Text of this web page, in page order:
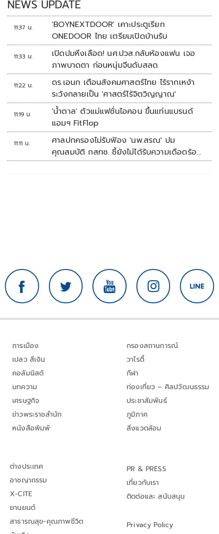
NEWS UPDATE
11:37 น.
'BOYNEXTDOOR' เคาะประตูเรียก
ONEDOOR ไทย เตรียมเปิดบ้านรับ
11:33 น.
เปิดปมหึงเลือด! นศ.ปวส.กลับห้องแฟน เจอ
ภาพบาดตา ก่อนหนุ่มจีนดับสลด
11:22 น.
ดร.เอนก เตือนสังคมศาสตร์ไทย ไร้รากเหง้า
ระวังกลายเป็น 'ศาสตร์ไร้จิตวิญญาณ'
11:19 น.
'น้ำตาล' ตัวแม่แฟชั่นไอคอน ขึ้นแท่นแบรนด์
แอมฯ FitFlop
11:11 น.
ศาลปกครองไม่รับฟ้อง 'นพ.สรณ' ปม
คุณสมบัติ กสทช. ชี้ยังไม่ได้รับความเดือดร้อน
เสียหาย
การเมือง
เปลว สีเงิน
คอลัมนิสต์
บทความ
เศรษฐกิจ
ข่าวพระราชสำนัก
หนังสือพิมพ์
กรองสถานการณ์
วาไรตี้
กีฬา
ท่องเที่ยว – ศิลปวัฒนธรรม
ประชาสัมพันธ์
ภูมิภาค
สิ่งแวดล้อม
ต่างประเทศ
อาชญากรรม
X-CITE
ยานยนต์
สาธารณสุข-คุณภาพชีวิต
PR & PRESS
เกี่ยวกับเรา
ติดต่อและ สนับสนุน
Privacy Policy